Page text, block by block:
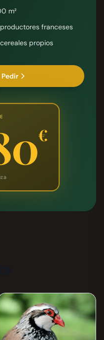
m²
franceses
propios
€